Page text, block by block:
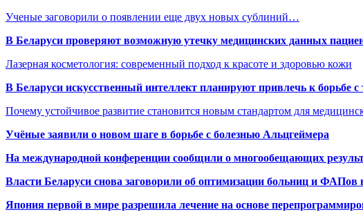
Ученые заговорили о появлении еще двух новых сублиний…
В Беларуси проверяют возможную утечку медицинских данных
Лазерная косметология: современный подход к красоте и здоровью кожи
В Беларуси искусственный интеллект планируют привлечь к борьбе с
Почему устойчивое развитие становится новым стандартом для
Учёные заявили о новом шаге в борьбе с болезнью Альцгеймера
На международной конференции сообщили о многообещающих
Власти Беларуси снова заговорили об оптимизации больниц и ФАПов
Япония первой в мире разрешила лечение на основе